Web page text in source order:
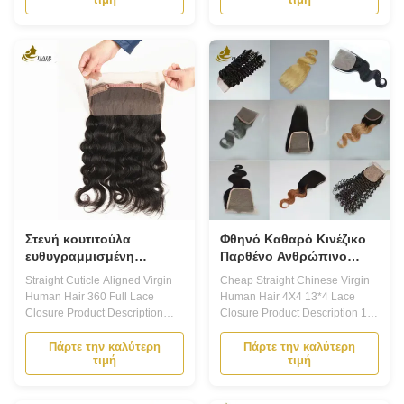
sewn or glued onto the hairline
natural hairline. Our Human
Hair Lace Closure is made of
Lace Hair Feeling: Soft, Clean,
No Smell No Shedding No
Tangle Color: Natural Color 1.
The Human Hair Lace ...
Στενή κουτιτούλα
ευθυγραμμισμένη
παρθένα ανθρώπινη
τρίχα 360 πλήρης
κλείσιμο δαντέλα
Straight Cuticle Aligned Virgin
Human Hair 360 Full Lace
Closure Product Description
Human Hair Lace Closure -
Your Secret to Perfect Hair! Our
Human Hair Lace Closure is
designed to give you a flawless
Πάρτε την καλύτερη
τιμή
Φθηνό Καθαρό Κινέζικο
Παρθένο Ανθρώπινο
Μαλλί 4X4 13*4 Κλειδί
Δαντέλα
Cheap Straight Chinese Virgin
Human Hair 4X4 13*4 Lace
Closure Product Description 1.
Hair color We have full various
colors or customized, dark
colors, medium colors, light
colors,blonde colors,piano
Πάρτε την καλύτερη
τιμή